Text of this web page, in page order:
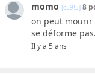
momo [c59!5] 8
on peut mourir
se déforme
Il y a 5 ans